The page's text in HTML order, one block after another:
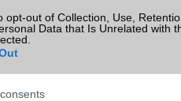
opt-out of Collection, Use,
Data that Is Unrelated with
Infraport